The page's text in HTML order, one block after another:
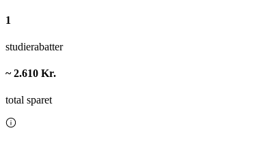
1
studierabatter
~ 2.610 Kr.
total sparet